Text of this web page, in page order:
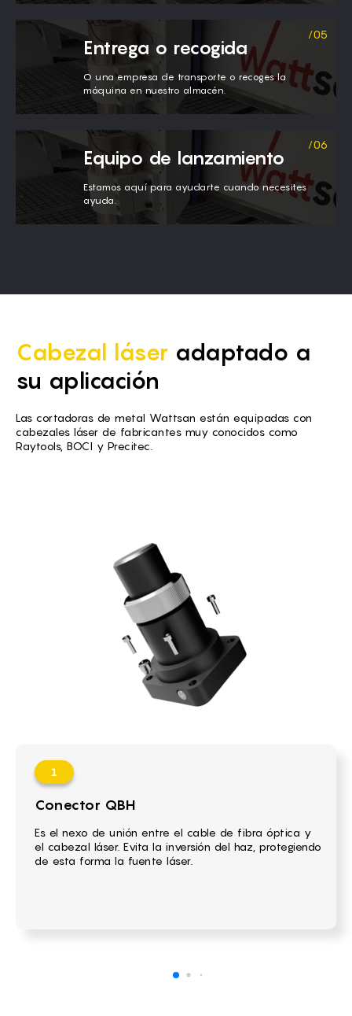
Entrega o recogida
O una empresa de transporte o recoges la
máquina en nuestro almacén.
Equipo de lanzamiento
Estamos aquí para ayudarte cuando necesites
ayuda.
Cabezal láser adaptado a
su aplicación
Las cortadoras de metal Wattsan están equipadas con
cabezales láser de fabricantes muy conocidos como
Raytools, BOCI y Precitec.
Conector QBH
Es el nexo de unión entre el cable de fibra óptica y
el cabezal láser. Evita la inversión del haz, protegiendo
de esta forma la fuente láser.